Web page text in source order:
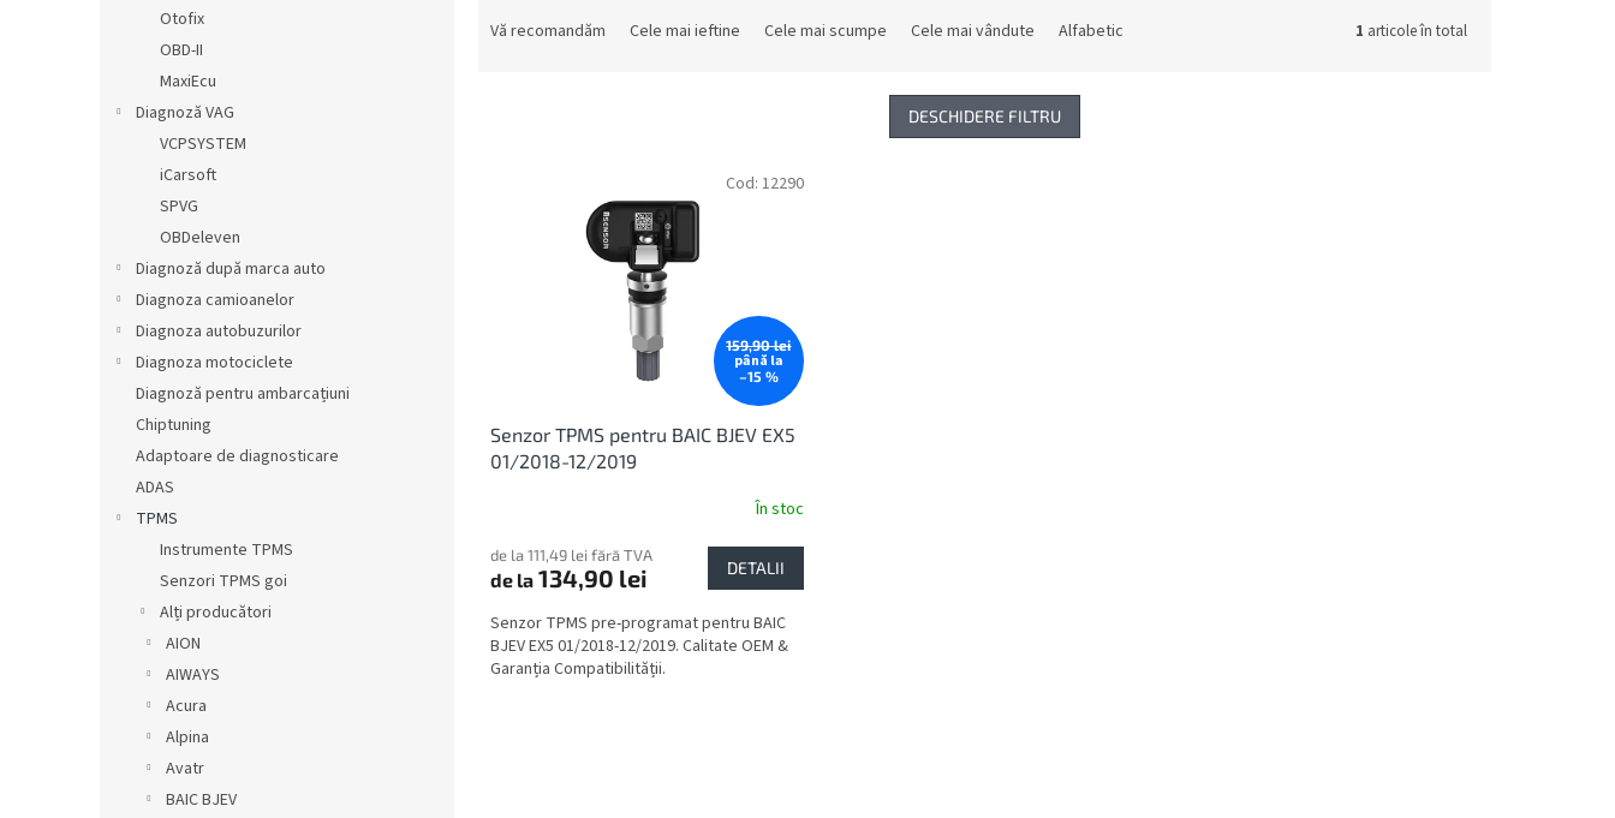
Otofix
OBD-II
MaxiEcu
Diagnoză VAG
VCPSYSTEM
iCarsoft
SPVG
OBDeleven
Diagnoză după marca auto
Diagnoza camioanelor
Diagnoza autobuzurilor
Diagnoza motociclete
Diagnoză pentru ambarcațiuni
Chiptuning
Adaptoare de diagnosticare
ADAS
TPMS
Instrumente TPMS
Senzori TPMS goi
Alți producători
AION
AIWAYS
Acura
Alpina
Avatr
BAIC BJEV
Vă recomandăm Cele mai ieftine Cele mai scumpe Cele mai vândute Alfabetic 1 articole în total
DESCHIDERE FILTRU
159,90 lei
până la
–15 %
Senzor TPMS pentru BAIC BJEV EX5
01/2018-12/2019
În stoc
de la 111,49 lei fără TVA
de la 134,90 lei DETALII
Senzor TPMS pre-programat pentru BAIC
BJEV EX5 01/2018-12/2019. Calitate OEM &
Garanția Compatibilității.
Cod: 12290